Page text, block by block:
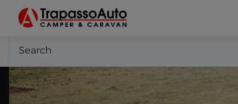
It seems we can’t find what you’re looking for.